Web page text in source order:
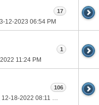
12-2023 06:54 PM
17
11:24 PM
1
12-18-2022 08:11 PM
106